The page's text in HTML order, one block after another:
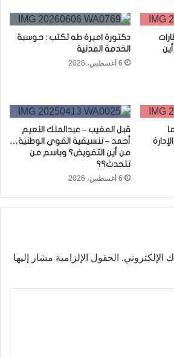
دكتورة اميرة طه تكتب : حوسبة
الخدمة المدنية
6 أغسطس، 2026
قبل المغيب – عبدالملك النعيم
أحمد – تنسيقية القوي الوطنية…
من أين التفويض؟ وباسم من
تتحدث؟؟
6 أغسطس، 2026
الإلكتروني. الحقول الإلزامية مشار إليها